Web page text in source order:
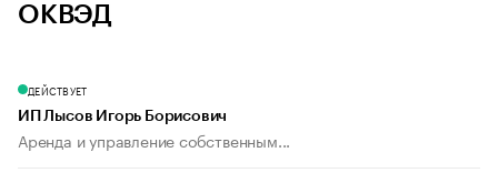
ОКВЭД
ДЕЙСТВУЕТ
ИП Лысов Игорь Борисович
Аренда и управление собственным...